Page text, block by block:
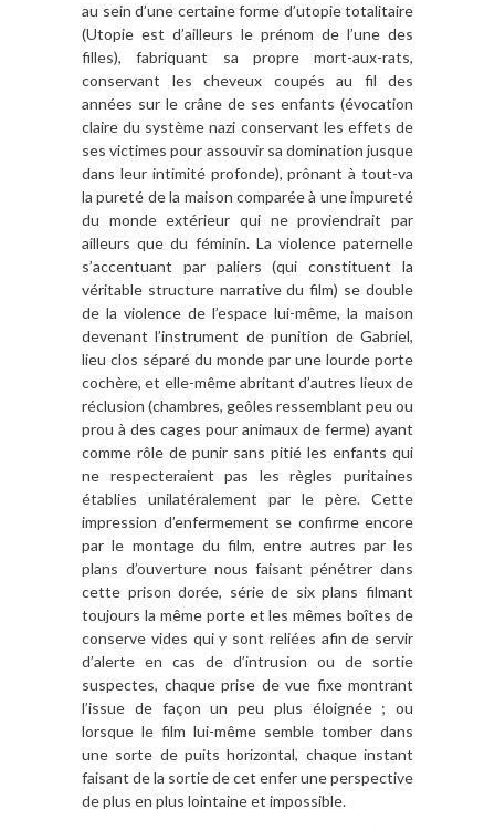
au sein d’une certaine forme d’utopie totalitaire
(Utopie est d’ailleurs le prénom de l’une des
filles), fabriquant sa propre mort-aux-rats,
conservant les cheveux coupés au fil des
années sur le crâne de ses enfants (évocation
claire du système nazi conservant les effets de
ses victimes pour assouvir sa domination jusque
dans leur intimité profonde), prônant à tout-va
la pureté de la maison comparée à une impureté
du monde extérieur qui ne proviendrait par
ailleurs que du féminin. La violence paternelle
s’accentuant par paliers (qui constituent la
véritable structure narrative du film) se double
de la violence de l’espace lui-même, la maison
devenant l’instrument de punition de Gabriel,
lieu clos séparé du monde par une lourde porte
cochère, et elle-même abritant d’autres lieux de
réclusion (chambres, geôles ressemblant peu ou
prou à des cages pour animaux de ferme) ayant
comme rôle de punir sans pitié les enfants qui
ne respecteraient pas les règles puritaines
établies unilatéralement par le père. Cette
impression d’enfermement se confirme encore
par le montage du film, entre autres par les
plans d’ouverture nous faisant pénétrer dans
cette prison dorée, série de six plans filmant
toujours la même porte et les mêmes boîtes de
conserve vides qui y sont reliées afin de servir
d’alerte en cas de d’intrusion ou de sortie
suspectes, chaque prise de vue fixe montrant
l’issue de façon un peu plus éloignée ; ou
lorsque le film lui-même semble tomber dans
une sorte de puits horizontal, chaque instant
faisant de la sortie de cet enfer une perspective
de plus en plus lointaine et impossible.